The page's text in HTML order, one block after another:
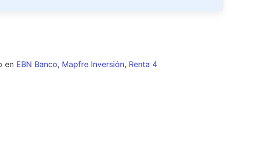
en EBN Banco, Mapfre Inversión, Renta 4